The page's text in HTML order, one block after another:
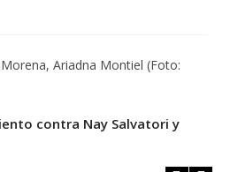
contra Nay Salvatori y